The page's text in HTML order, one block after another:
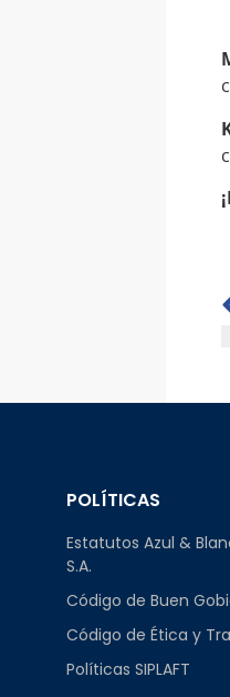
POLÍTICAS
Estatutos Azul &
S.A.
Código de Buen
Código de Ética y
Políticas SIPLAFT